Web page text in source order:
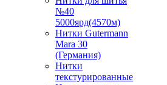
№40
5000ярд(4570м)
Нитки Gutermann
Mara 30
(Германия)
Нитки
текстурированные